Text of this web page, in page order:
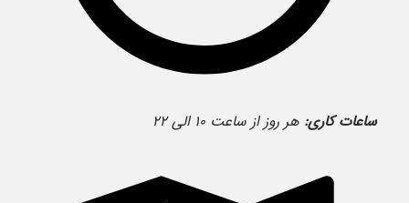
ساعات کاری: هر روز از ساعت ۱۰ الی ۲۲